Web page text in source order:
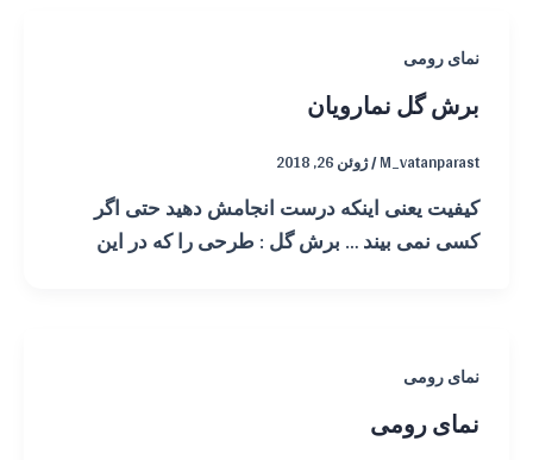
نمای رومی
برش گل نمارویان
M_vatanparast
/ژوئن 26, 2018
کیفیت یعنی اینکه درست انجامش دهید حتی اگر
کسی نمی بیند … برش گل : طرحی را که در این
نمای رومی
نمای رومی